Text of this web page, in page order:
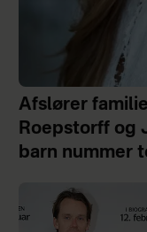
Afslører
Roepstorff og
barn nummer